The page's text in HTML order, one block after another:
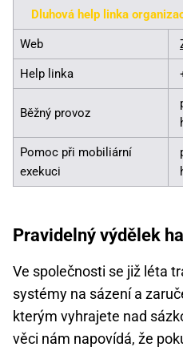
Dluhová help linka
Web
Help linka
Běžný provoz
Pomoc při mobiliární
exekuci
Pravidelný výdělek
Ve společnosti se již léta
systémy na sázení a
kterým vyhrajete nad
věci nám napovídá, že